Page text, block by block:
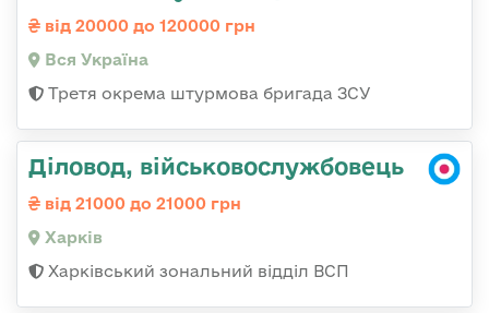
від 20000 до 120000 грн
Вся Україна
Третя окрема штурмова бригада ЗСУ
Діловод, військовослужбовець
від 21000 до 21000 грн
Харків
Харківський зональний відділ ВСП